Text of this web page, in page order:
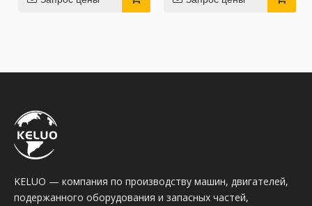
KELUO — компания по производству машин, двигателей,
подержанного оборудования и запасных частей,